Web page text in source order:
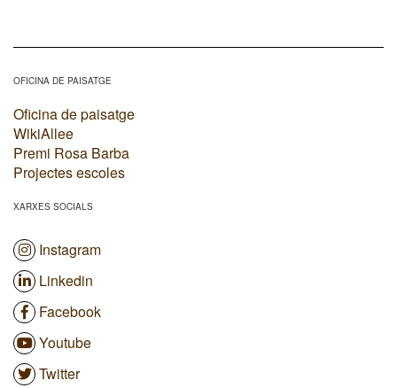
OFICINA DE PAISATGE
Oficina de paisatge
WikiAllee
Premi Rosa Barba
Projectes escoles
XARXES SOCIALS
Instagram
Linkedin
Facebook
Youtube
Twitter